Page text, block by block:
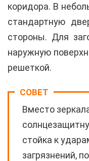
коридора. В
стандартную
стороны. Для
наружную
решеткой.
СОВЕТ
Вместо
стойка к
загрязнений,